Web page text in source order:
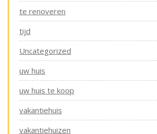
te renoveren
tijd
Uncategorized
uw huis
uw huis te koop
vakantiehuis
vakantiehuizen